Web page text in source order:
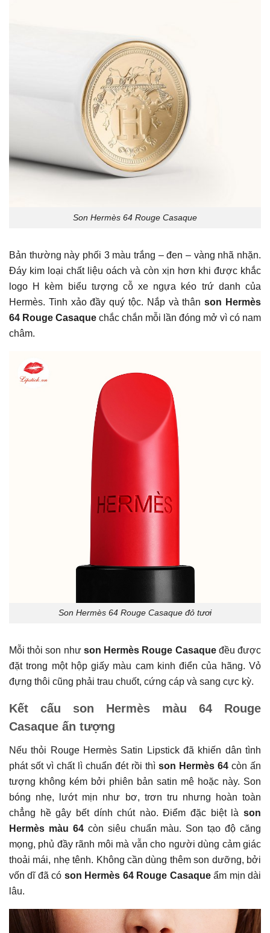
Son Hermès 64 Rouge Casaque
Bản thường này phối 3 màu trắng – đen – vàng nhã nhặn.
Đáy kim loại chất liệu oách và còn xịn hơn khi được khắc
logo H kèm biểu tượng cỗ xe ngựa kéo trứ danh của
Hermès. Tinh xảo đầy quý tộc. Nắp và thânson Hermès
64 Rouge Casaque chắc chắn mỗi lần đóng mở vì có nam
châm.
Son Hermès 64 Rouge Casaque đỏ tươi
Mỗi thỏi son như son Hermès Rouge Casaque đều được
đặt trong một hộp giấy màu cam kinh điển của hãng. Vỏ
đựng thôi cũng phải trau chuốt, cứng cáp và sang cực kỳ.
Kết cấu son Hermès màu 64 Rouge
Casaque ấn tượng
Nếu thỏi Rouge Hermès Satin Lipstick đã khiến dân tình
phát sốt vì chất lì chuẩn đét rồi thì son Hermès 64 còn ấn
tượng không kém bởi phiên bản satin mê hoặc này. Son
bóng nhẹ, lướt mịn như bơ, trơn tru nhưng hoàn toàn
chẳng hề gây bết dính chút nào. Điểm đặc biệt là son
Hermès màu 64 còn siêu chuẩn màu. Son tạo độ căng
mọng, phủ đầy rãnh môi mà vẫn cho người dùng cảm giác
thoải mái, nhẹ tênh. Không cần dùng thêm son dưỡng, bởi
vốn dĩ đã có son Hermès 64 Rouge Casaqueẩm mịn dài
lâu.